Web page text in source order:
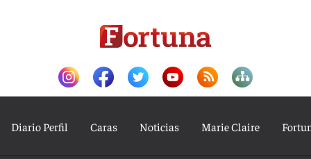
Diario Perfil Caras Noticias Marie Claire